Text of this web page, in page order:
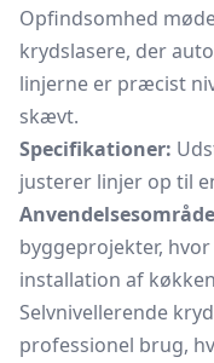
Opfindsomhed
krydslasere, der
linjerne er præcist
skævt.
Specifikationer:
justerer linjer op til
byggeprojekter,
installation af
Selvnivellerende
professionel brug,